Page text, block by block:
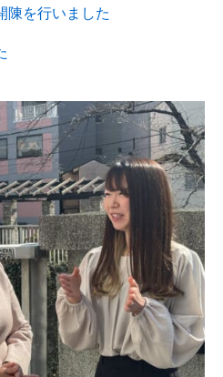
陳を行いました